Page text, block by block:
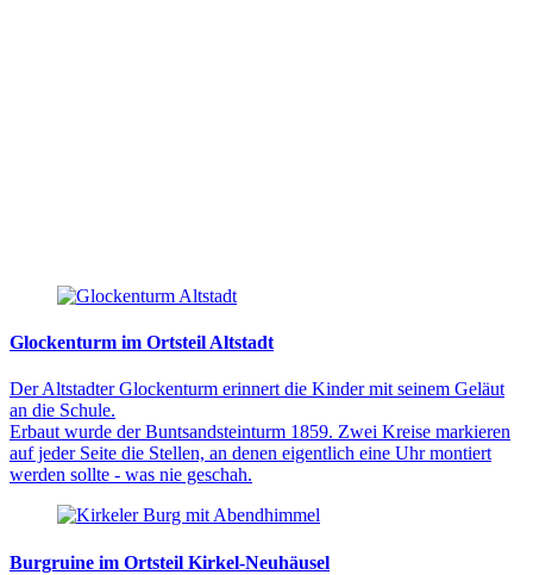
Glockenturm im Ortsteil Altstadt
Der Altstadter Glockenturm erinnert die Kinder mit seinem Geläut
an die Schule.
Erbaut wurde der Buntsandsteinturm 1859. Zwei Kreise markieren
auf jeder Seite die Stellen, an denen eigentlich eine Uhr montiert
werden sollte - was nie geschah.
Burgruine im Ortsteil Kirkel-Neuhäusel